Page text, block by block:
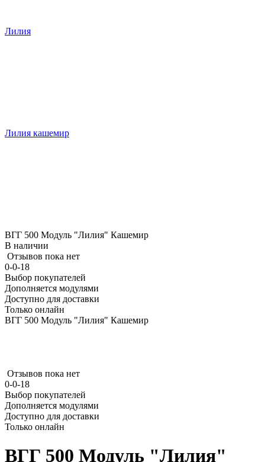
Лилия
Лилия кашемир
ВГГ 500 Модуль "Лилия" Кашемир
В наличии
Отзывов пока нет
0-0-18
Выбор покупателей
Дополняется модулями
Доступно для доставки
Только онлайн
ВГГ 500 Модуль "Лилия" Кашемир
Отзывов пока нет
0-0-18
Выбор покупателей
Дополняется модулями
Доступно для доставки
Только онлайн
ВГГ 500 Модуль "Лилия"